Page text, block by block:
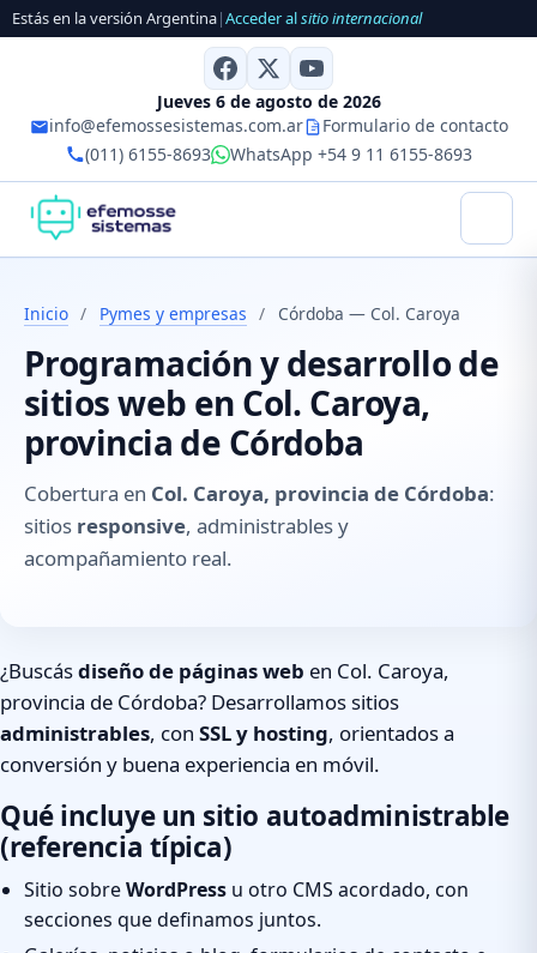
Estás en la versión Argentina|Acceder alsitio internacional
Jueves 6 de agosto de 2026
info@efemossesistemas.com.ar
Formulario de contacto
(011) 6155-8693
WhatsApp +54 9 11 6155-8693
Inicio / Pymes y empresas / Córdoba — Col. Caroya
Programación y desarrollo de
sitios web en Col. Caroya,
provincia de Córdoba
Cobertura en Col. Caroya, provincia de Córdoba:
sitios responsive, administrables y
acompañamiento real.
¿Buscásdiseño de páginas web en Col. Caroya,
provincia de Córdoba? Desarrollamos sitios
administrables, con SSL y hosting, orientados a
conversión y buena experiencia en móvil.
Qué incluye un sitio autoadministrable
(referencia típica)
Sitio sobreWordPress u otro CMS acordado, con
secciones que definamos juntos.